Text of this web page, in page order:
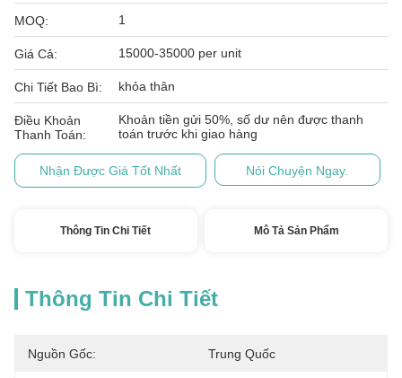
MOQ: 1
Giá Cả: 15000-35000 per unit
Chi Tiết Bao Bì: khỏa thân
Điều Khoản
Thanh Toán:
Khoản tiền gửi 50%, số dư nên được thanh
toán trước khi giao hàng
Nhận Được Giá Tốt Nhất Nói Chuyện Ngay.
Thông Tin Chi Tiết Mô Tả Sản Phẩm
Thông Tin Chi Tiết
Nguồn Gốc: Trung Quốc